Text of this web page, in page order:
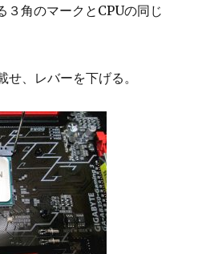
３角のマークとCPUの同じ
せ、レバーを下げる。